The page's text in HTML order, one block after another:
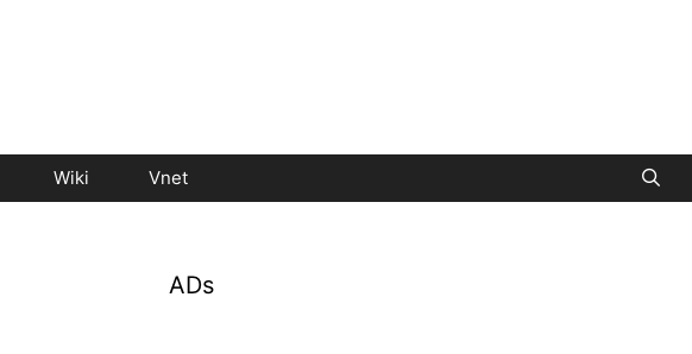
Wiki Vnet
ADs